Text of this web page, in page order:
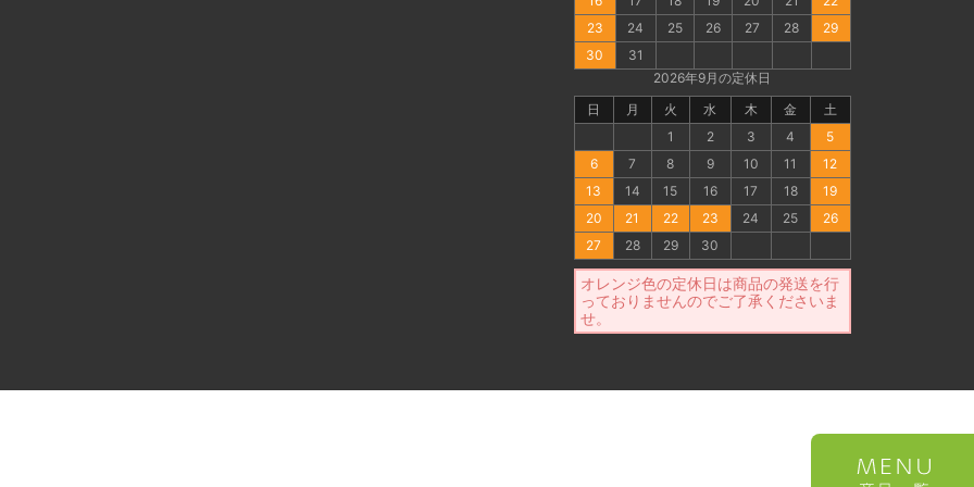
23
24 25 26 27 28
29
30
31
2026年9月の定休日
日
月 火 水 木 金
土
1
2 3 4
5
6
7 8 9 10 11
12
13
14 15 16 17 18
19
20
21 22 23 24 25
26
27
28 29 30
オレンジ色の定休日は商品の発送を行
っておりませんのでご了承くださいま
せ。